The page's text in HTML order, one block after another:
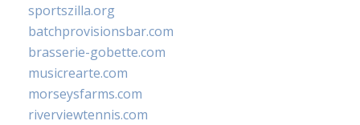
sportszilla.org
batchprovisionsbar.com
brasserie-gobette.com
musicrearte.com
morseysfarms.com
riverviewtennis.com